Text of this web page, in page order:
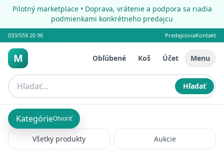
Pilotný marketplace • Doprava, vrátenie a podpora sa riadia
podmienkami konkrétneho predajcu
033/559 20 96 PredajcoviaKontakt
M Obľúbené Koš Účet Menu
Hľadať
KategórieOtvoriť
Všetky produkty Aukcie